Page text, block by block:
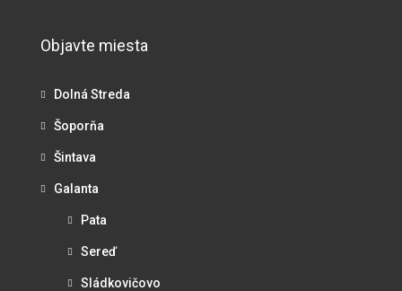
Objavte miesta
Dolná Streda
Šoporňa
Šintava
Galanta
Pata
Sereď
Sládkovičovo